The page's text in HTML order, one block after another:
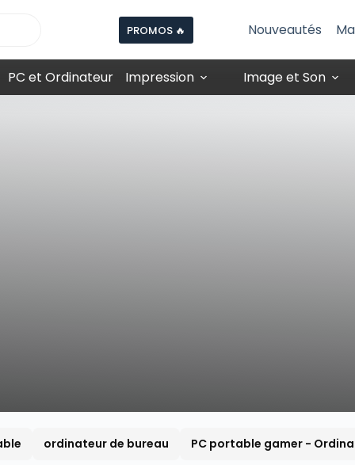
PROMOS 🔥 Nouveautés
PC et Ordinateur Impression Image et Son
ordinateur de bureau PC portable gamer -